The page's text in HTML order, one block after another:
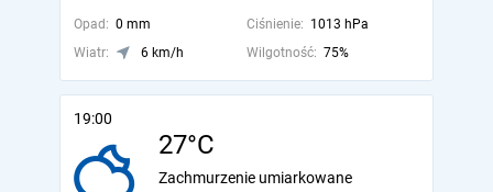
Opad: 0 mm Ciśnienie: 1013 hPa
Wiatr:
6 km/h Wilgotność: 75%
19:00
27°C
Zachmurzenie umiarkowane